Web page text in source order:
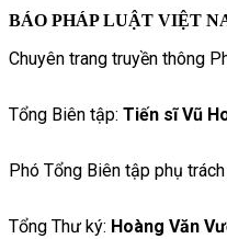
BÁO PHÁP LUẬT VIỆT
Chuyên trang truyền thông
Tổng Biên tập: Tiến sĩ Vũ
Phó Tổng Biên tập phụ
Tổng Thư ký: Hoàng Văn